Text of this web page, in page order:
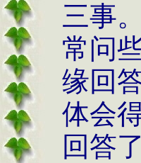
三事
常问
缘回
体会
回答